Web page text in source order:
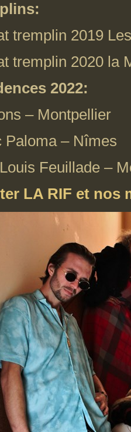
tremplin 2019
tremplin 2020 la
2022:
– Montpellier
Paloma – Nîmes
Feuillade –
LA RIF et nos